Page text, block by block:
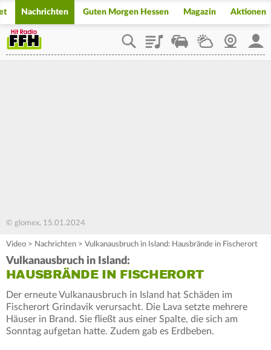
Nachrichten Guten Morgen Hessen Magazin Aktionen
PlaylistStaupilotWetterWebcam
© glomex, 15.01.2024
Video > Nachrichten > Vulkanausbruch in Island: Hausbrände in Fischerort
Vulkanausbruch in Island:
HAUSBRÄNDE IN FISCHERORT
Der erneute Vulkanausbruch in Island hat Schäden im
Fischerort Grindavik verursacht. Die Lava setzte mehrere
Häuser in Brand. Sie fließt aus einer Spalte, die sich am
Sonntag aufgetan hatte. Zudem gab es Erdbeben.